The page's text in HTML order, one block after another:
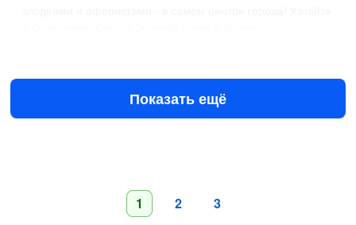
4990 ₽за всё до 5 чел.
Показать ещё
1 2 3